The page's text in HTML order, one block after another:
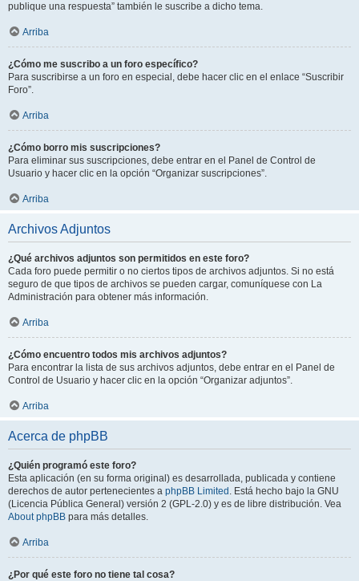
publique una respuesta” también le suscribe a dicho tema.
Arriba
¿Cómo me suscribo a un foro específico?
Para suscribirse a un foro en especial, debe hacer clic en el enlace “Suscribir
Foro”.
Arriba
¿Cómo borro mis suscripciones?
Para eliminar sus suscripciones, debe entrar en el Panel de Control de
Usuario y hacer clic en la opción “Organizar suscripciones”.
Arriba
Archivos Adjuntos
¿Qué archivos adjuntos son permitidos en este foro?
Cada foro puede permitir o no ciertos tipos de archivos adjuntos. Si no está
seguro de que tipos de archivos se pueden cargar, comuníquese con La
Administración para obtener más información.
Arriba
¿Cómo encuentro todos mis archivos adjuntos?
Para encontrar la lista de sus archivos adjuntos, debe entrar en el Panel de
Control de Usuario y hacer clic en la opción “Organizar adjuntos”.
Arriba
Acerca de phpBB
¿Quién programó este foro?
Esta aplicación (en su forma original) es desarrollada, publicada y contiene
derechos de autor pertenecientes a phpBB Limited . Está hecho bajo la GNU
(Licencia Pública General) versión 2 (GPL-2.0) y es de libre distribución. Vea
About phpBB para más detalles.
Arriba
¿Por qué este foro no tiene tal cosa?